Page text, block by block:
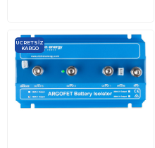
ÜCRETSIZ
KARGO